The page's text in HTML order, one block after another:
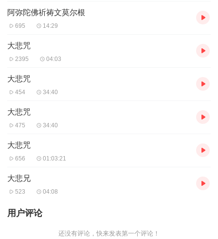
阿弥陀佛祈祷文莫尔根
695 14:29
大悲咒
2395 04:03
大悲咒
454 34:40
大悲咒
475 34:40
大悲咒
656 01:03:21
大悲兄
523 04:08
用户评论
还没有评论，快来发表第一个评论！